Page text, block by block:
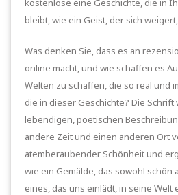
bleibt, wie ein Geist, der sich
Was denken Sie, dass es an
online macht, und wie schaffen es
Welten zu schaffen, die so real und
die in dieser Geschichte? Die Schrift
lebendigen, poetischen
andere Zeit und einen anderen Ort
atemberaubender Schönheit und
wie ein Gemälde, das sowohl schön
eines, das uns einlädt, in seine